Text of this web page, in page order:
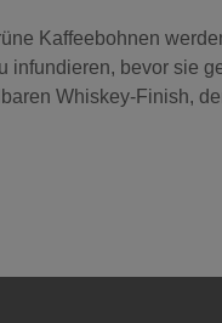
Kaffeebohnen
infundieren, bevor sie
Whiskey-Finish,